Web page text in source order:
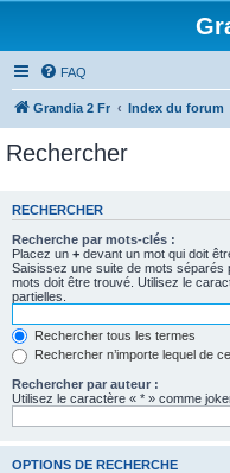
FAQ
Grandia 2 Fr Index du forum
Rechercher
RECHERCHER
Recherche par mots-clés :
Placez un + devant un mot qui doit
Saisissez une suite de mots séparés
mots doit être trouvé. Utilisez le
partielles.
Rechercher tous les termes
Rechercher n’importe lequel de
Rechercher par auteur :
Utilisez le caractère « * » comme
OPTIONS DE RECHERCHE